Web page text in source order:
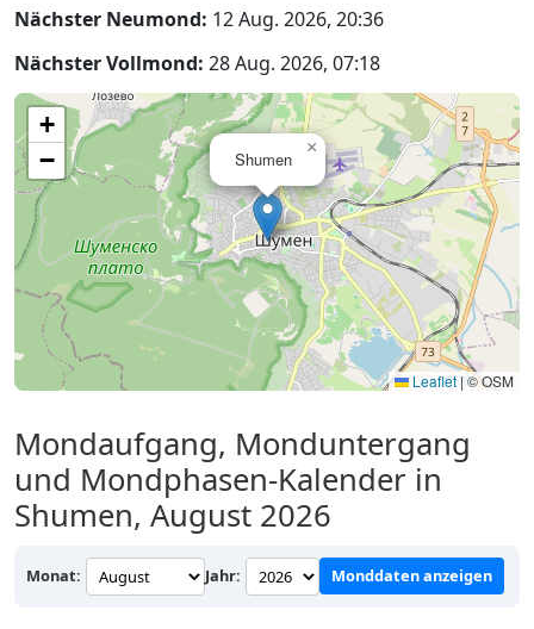
Nächster Neumond: 12 Aug. 2026, 20:36
Nächster Vollmond: 28 Aug. 2026, 07:18
Shumen
×
+
−
Leaflet | © OSM
Mondaufgang, Monduntergang
und Mondphasen-Kalender in
Shumen, August 2026
Monat: Jahr: Monddaten anzeigen